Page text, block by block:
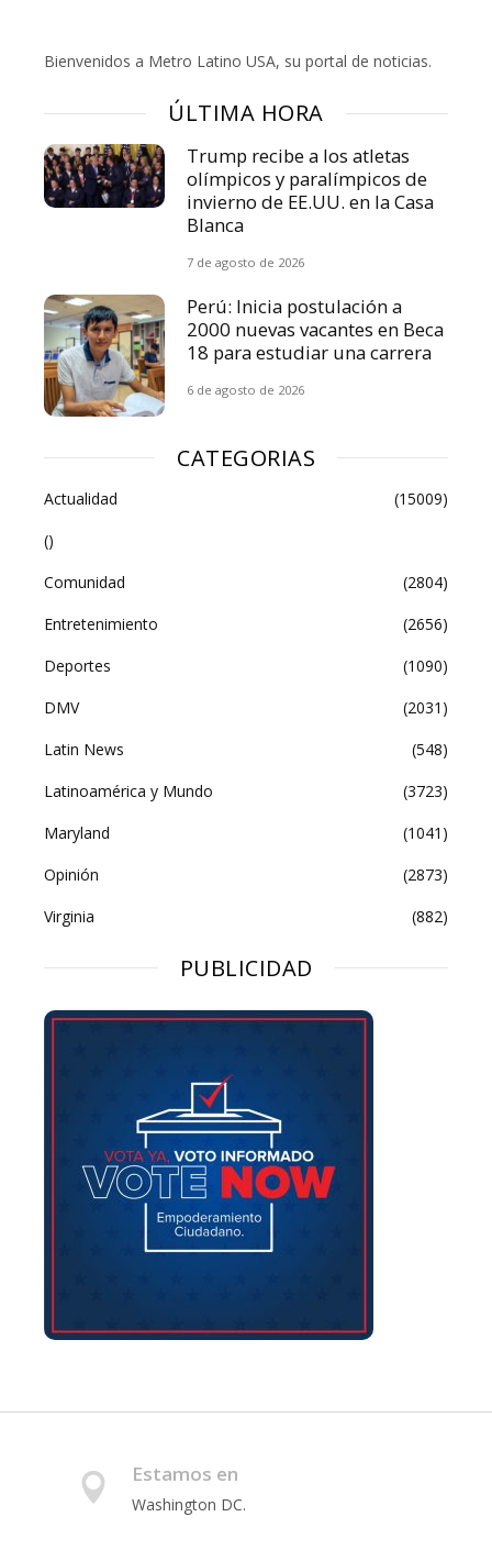
Bienvenidos a Metro Latino USA, su portal de noticias.
ÚLTIMA HORA
Trump recibe a los atletas
olímpicos y paralímpicos de
invierno de EE.UU. en la Casa
Blanca
7 de agosto de 2026
Perú: Inicia postulación a
2000 nuevas vacantes en Beca
18 para estudiar una carrera
6 de agosto de 2026
CATEGORIAS
Actualidad
(15009)
()
Comunidad
(2804)
Entretenimiento
(2656)
Deportes
(1090)
DMV
(2031)
Latin News
(548)
Latinoamérica y Mundo
(3723)
Maryland
(1041)
Opinión
(2873)
Virginia
(882)
PUBLICIDAD
Estamos en
Washington DC.